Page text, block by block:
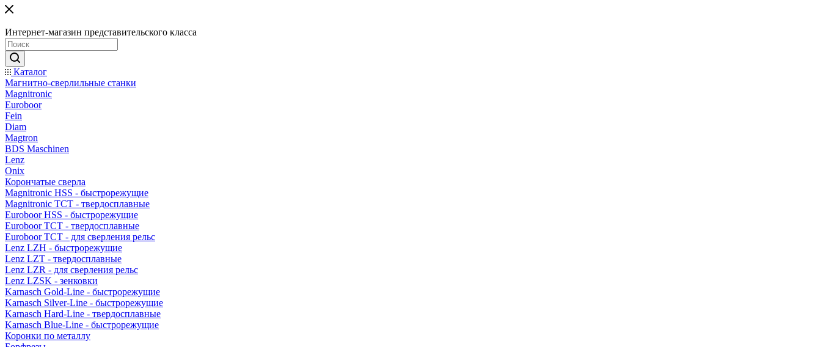
Интернет-магазин представительского класса
Каталог
Магнитно-сверлильные станки
Magnitronic
Euroboor
Fein
Diam
Magtron
BDS Maschinen
Lenz
Onix
Корончатые сверла
Magnitronic HSS - быстрорежущие
Magnitronic TCT - твердосплавные
Euroboor HSS - быстрорежущие
Euroboor TCT - твердосплавные
Euroboor TCT - для сверления рельс
Lenz LZH - быстрорежущие
Lenz LZT - твердосплавные
Lenz LZR - для сверления рельс
Lenz LZSK - зенковки
Karnasch Gold-Line - быстрорежущие
Karnasch Silver-Line - быстрорежущие
Karnasch Hard-Line - твердосплавные
Karnasch Blue-Line - быстрорежущие
Коронки по металлу